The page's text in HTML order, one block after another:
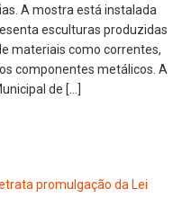
A mostra está instalada
esculturas produzidas
materiais como correntes,
componentes metálicos. A
de […]